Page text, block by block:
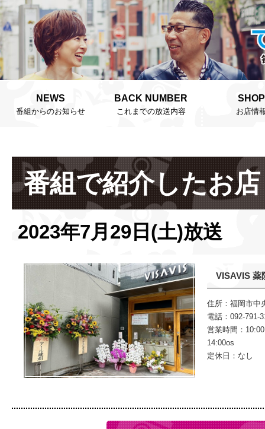
NEWS
番組からのお知らせ
BACK NUMBER
これまでの放送内容
SHOP
お店情
番組で紹介したお店
2023年7月29日(土)放送
VISAVIS 薬
住所：福岡市中
電話：092-791-
営業時間：
14:00os
定休日：なし